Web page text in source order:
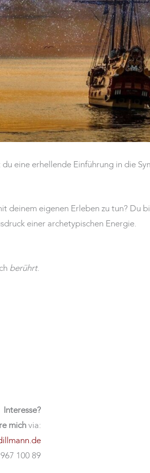
eine erhellende Einführung in die
deinem eigenen Erleben zu tun? Du
einer archetypischen Energie.
berührt.
Interesse?
michvia:
100 89